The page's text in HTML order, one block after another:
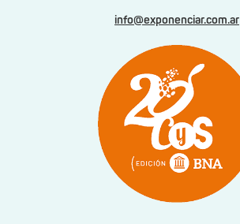
info@exponenciar.com.ar